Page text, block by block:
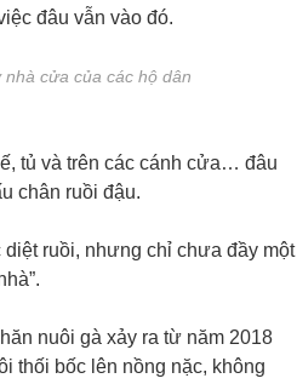
đâu vẫn vào đó.
cửa của các hộ dân
tủ và trên các cánh cửa… đâu
chân ruồi đậu.
ruồi, nhưng chỉ chưa đầy một
nuôi gà xảy ra từ năm 2018
thối bốc lên nồng nặc, không